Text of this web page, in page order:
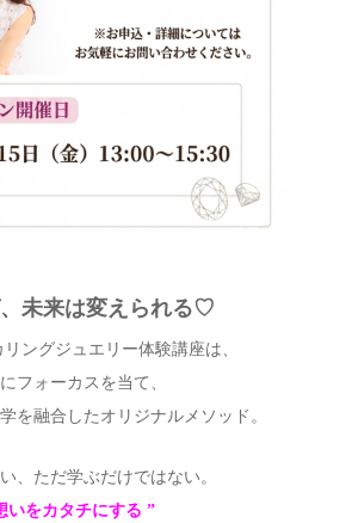
未来は変えられる♡
ングジュエリー体験講座は、
にフォーカスを当て、
を融合したオリジナルメソッド。
、ただ学ぶだけではない。
いをカタチにする ”